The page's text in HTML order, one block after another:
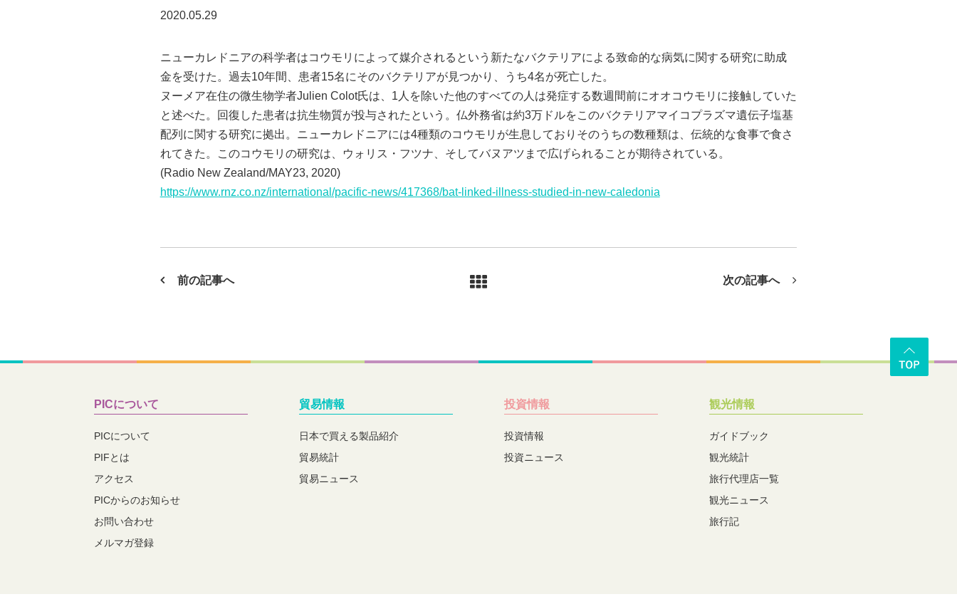
2020.05.29
ニューカレドニアの科学者はコウモリによって媒介されるという新たなバクテリアによる致命的な病気に関する研究に助成
金を受けた。過去10年間、患者15名にそのバクテリアが見つかり、うち4名が死亡した。
ヌーメア在住の微生物学者Julien Colot氏は、1人を除いた他のすべての人は発症する数週間前にオオコウモリに接触していた
と述べた。回復した患者は抗生物質が投与されたという。仏外務省は約3万ドルをこのバクテリアマイコプラズマ遺伝子塩基
配列に関する研究に拠出。ニューカレドニアには4種類のコウモリが生息しておりそのうちの数種類は、伝統的な食事で食さ
れてきた。このコウモリの研究は、ウォリス・フツナ、そしてバヌアツまで広げられることが期待されている。
(Radio New Zealand/MAY23, 2020)
https://www.rnz.co.nz/international/pacific-news/417368/bat-linked-illness-studied-in-new-caledonia
前の記事へ 次の記事へ
PICについて
PICについて
PIFとは
アクセス
PICからのお知らせ
お問い合わせ
メルマガ登録
貿易情報
日本で買える製品紹介
貿易統計
貿易ニュース
投資情報
投資情報
投資ニュース
観光情報
ガイドブック
観光統計
旅行代理店一覧
観光ニュース
旅行記